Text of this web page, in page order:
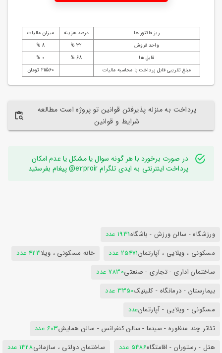
ریز فاکتور ها درصد هزینه
میزان مالیات
واحد فروش
32 %
8 %
فایل ها
68 %
0 %
مبلغ تقریبی قابل پرداخت با محاسبه مالیات
211560 تومان
پرداخت به منزله پذیرفتن قوانین تو پروژه است مطالعه
شرایط و قوانین
در صورت برخورد با هر گونه سوال یا مشکل یا عدم امکان
پرداخت اینترنتی به ایدی تلگرام e2proir@ پیغام بفرستید
ورزشگاه - سالن ورزش - باشگاه1931 عدد
مسکونی ، ویلایی ، آپارتمان25471 عدد خانه مسکونی ، ویلا423 عدد
ساختمان اداری - تجاری - صنعتی7830 عدد
بیمارستان - درمانگاه - کلینیک3350 عدد
مسکونی - ویلایی - آپارتمانعدد
تئاتر چند منظوره - سینما - سالن کنفرانس - سالن همایش603 عدد
هتل - رستوران - اقامتگاه5486 عدد ساختمان دولتی ، سازمانی1428 عدد